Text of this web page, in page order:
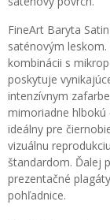
FineArt Baryta
saténovým
kombinácii s
poskytuje
intenzívnym
mimoriadne
ideálny pre
vizuálnu
štandardom. Ďalej
prezentačné
pohľadnice.